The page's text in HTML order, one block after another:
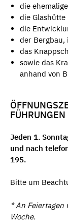
die
die
die
der Bergbau,
das
sowie das
anhand von
FÜHRUNGEN
Jeden 1.
und nach
195.
Bitte um
* An
Woche.